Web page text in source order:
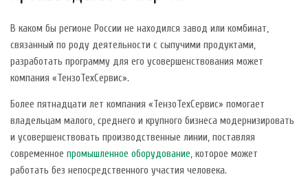
В каком бы регионе России не находился завод или комбинат,
связанный по роду деятельности с сыпучими продуктами,
разработать программу для его усовершенствования может
компания «ТензоТехСервис».
Более пятнадцати лет компания «ТензоТехСервис» помогает
владельцам малого, среднего и крупного бизнеса модернизировать
и усовершенствовать производственные линии, поставляя
современное промышленное оборудование, которое может
работать без непосредственного участия человека.